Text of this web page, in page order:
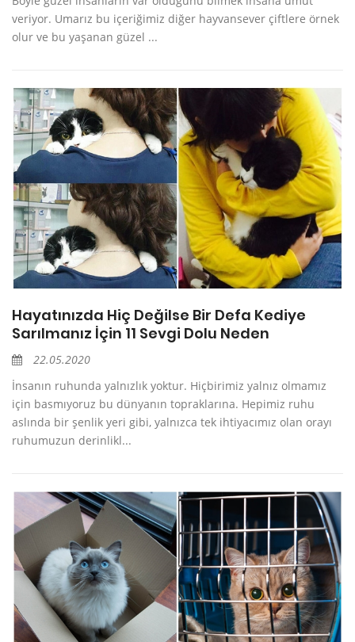
veriyor. Umarız bu içeriğimiz diğer hayvansever çiftlere örnek
olur ve bu yaşanan güzel ...
Hayatınızda Hiç Değilse Bir Defa Kediye
Sarılmanız İçin 11 Sevgi Dolu Neden
22.05.2020
İnsanın ruhunda yalnızlık yoktur. Hiçbirimiz yalnız olmamız
için basmıyoruz bu dünyanın topraklarına. Hepimiz ruhu
aslında bir şenlik yeri gibi, yalnızca tek ihtiyacımız olan orayı
ruhumuzun derinlikl...